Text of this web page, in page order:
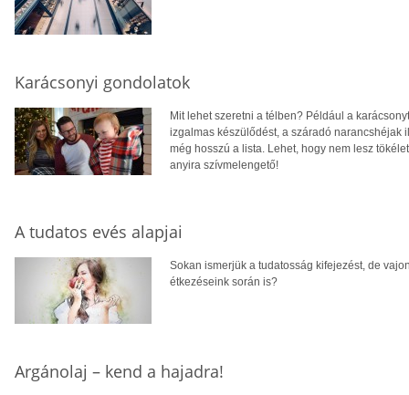
Karácsonyi gondolatok
Mit lehet szeretni a télben? Például a
izgalmas készülődést, a száradó narancshéjak
még hosszú a lista. Lehet, hogy nem lesz
anyira szívmelengető!
A tudatos evés alapjai
Sokan ismerjük a tudatosság kifejezést, de
étkezéseink során is?
Argánolaj – kend a hajadra!